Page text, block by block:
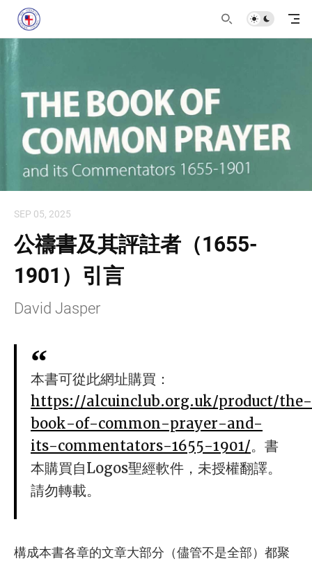
SEP 05, 2025
公禱書及其評註者（1655-
1901）引言
David Jasper
本書可從此網址購買：
https://alcuinclub.org.uk/product/the-
book-of-common-prayer-and-
its-commentators-1655-1901/。書
本購買自Logos聖經軟件，未授權翻譯。
請勿轉載。
構成本書各章的文章大部分（儘管不是全部）都聚